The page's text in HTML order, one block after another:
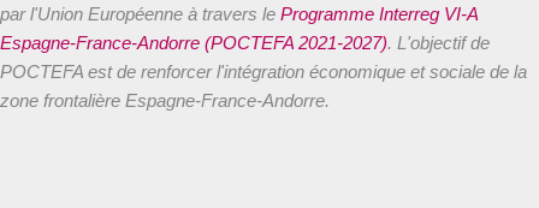
par l'Union Européenne à travers le Programme Interreg VI-A
Espagne-France-Andorre (POCTEFA 2021-2027). L'objectif de
POCTEFA est de renforcer l'intégration économique et sociale de la
zone frontalière Espagne-France-Andorre.